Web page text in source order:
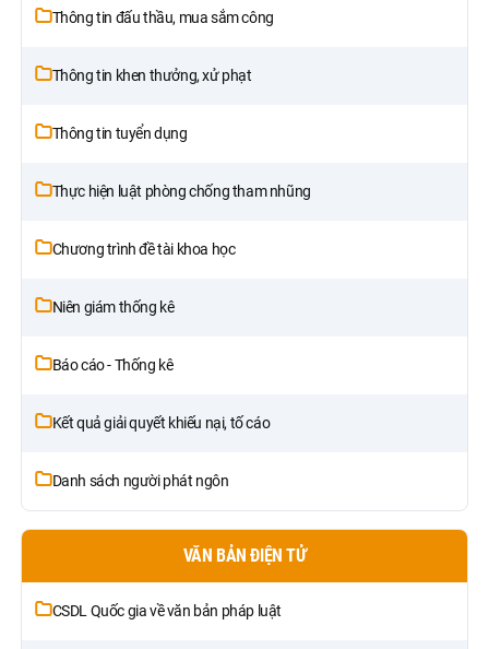
Thông tin đấu thầu, mua sắm công
Thông tin khen thưởng, xử phạt
Thông tin tuyển dụng
Thực hiện luật phòng chống tham nhũng
Chương trình đề tài khoa học
Niên giám thống kê
Báo cáo - Thống kê
Kết quả giải quyết khiếu nại, tố cáo
Danh sách người phát ngôn
VĂN BẢN ĐIỆN TỬ
CSDL Quốc gia về văn bản pháp luật